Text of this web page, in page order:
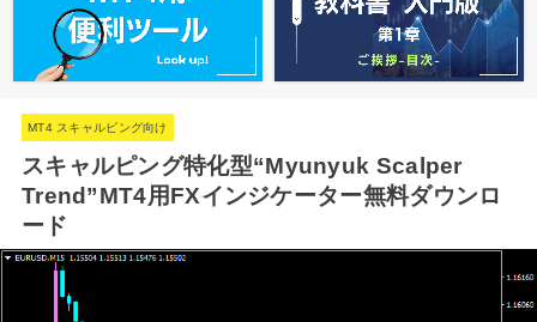
MT4 スキャルピング向け
スキャルピング特化型“Myunyuk Scalper
Trend”MT4用FXインジケーター無料ダウンロ
ード